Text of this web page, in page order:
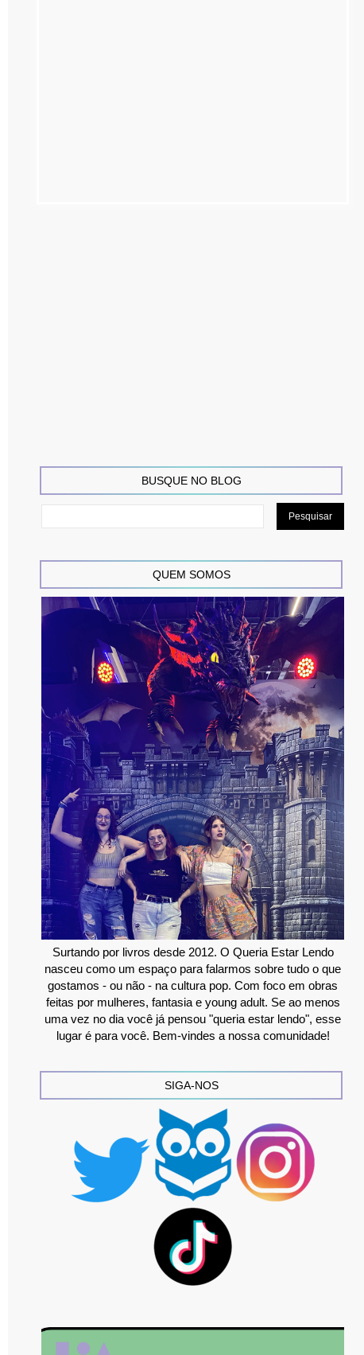
BUSQUE NO BLOG
QUEM SOMOS
Surtando por livros desde 2012. O Queria Estar Lendo
nasceu como um espaço para falarmos sobre tudo o que
gostamos - ou não - na cultura pop. Com foco em obras
feitas por mulheres, fantasia e young adult. Se ao menos
uma vez no dia você já pensou "queria estar lendo", esse
lugar é para você. Bem-vindes a nossa comunidade!
SIGA-NOS